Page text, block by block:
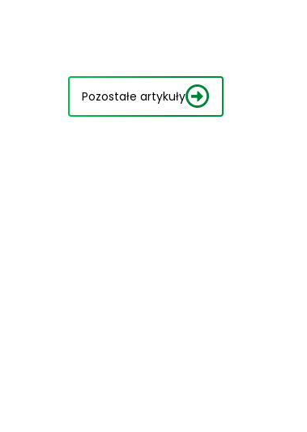
Pozostałe artykuły